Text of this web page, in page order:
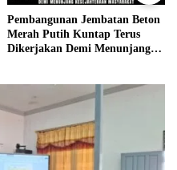
Pembangunan Jembatan Beton
Merah Putih Kuntap Terus
Dikerjakan Demi Menunjang